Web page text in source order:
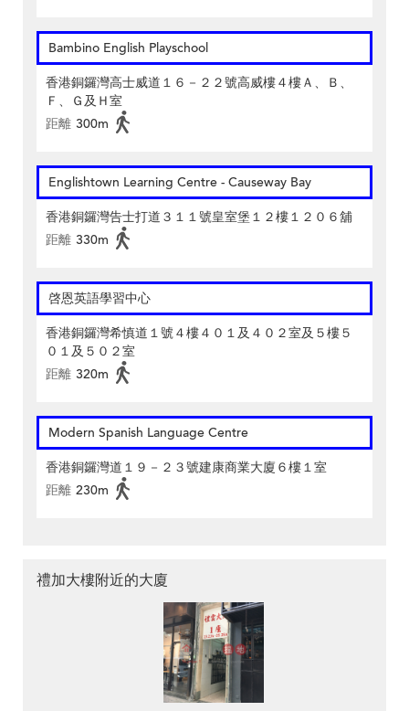
Bambino English Playschool
香港銅鑼灣高士威道１６－２２號高威樓４樓Ａ、Ｂ、
Ｆ、Ｇ及Ｈ室
距離 300m
Englishtown Learning Centre‎ - Causeway Bay
香港銅鑼灣告士打道３１１號皇室堡１２樓１２０６舖
距離 330m
啓恩英語學習中心
香港銅鑼灣希慎道１號４樓４０１及４０２室及５樓５
０１及５０２室
距離 320m
Modern Spanish Language Centre
香港銅鑼灣道１９－２３號建康商業大廈６樓１室
距離 230m
禮加大樓附近的大廈